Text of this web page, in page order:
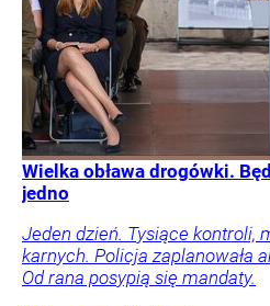
Wielka obława drogówki.
jedno
Jeden dzień. Tysiące kontroli,
karnych. Policja zaplanowała
Od rana posypią się mandaty.